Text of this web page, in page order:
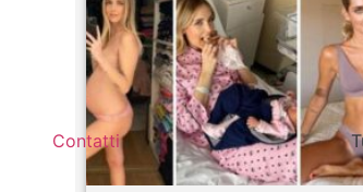
Contatti